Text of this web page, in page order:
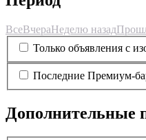
ВсеВчераНеделю назад
Только объявления с
Последние Премиум-
Дополнительные